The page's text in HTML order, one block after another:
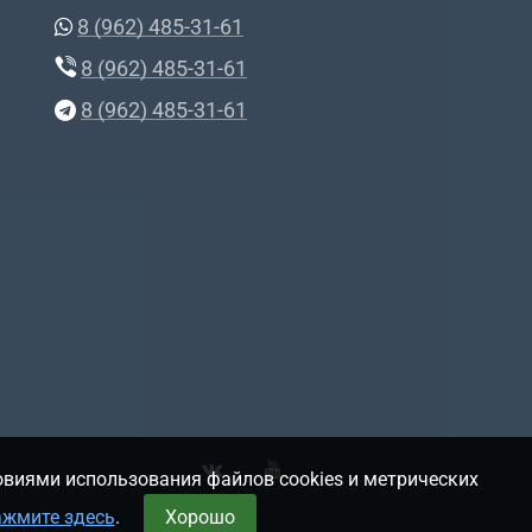
8 (962) 485-31-61
8 (962) 485-31-61
8 (962) 485-31-61
использования файлов cookies и метрических
здесь. Хорошо